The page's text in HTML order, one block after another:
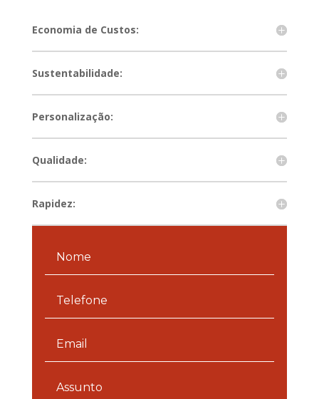
Economia de Custos:
Sustentabilidade:
Personalização:
Qualidade:
Rapidez: